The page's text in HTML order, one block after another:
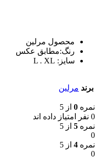
محصول مرلین
رنگ:مطابق عکس
سایز: L . XL
برند مرلین
نمره 0 از 5
0 نفر امتیاز داده اند
نمره 5 از 5
0
نمره 4 از 5
0